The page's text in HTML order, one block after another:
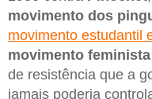
movimento dos
movimento estudantil
movimento feminista
de resistência que a
jamais poderia